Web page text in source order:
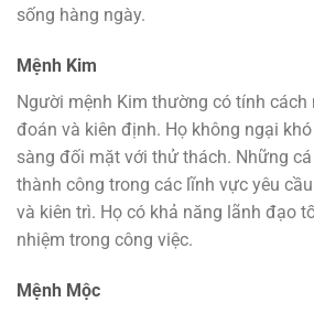
sống hàng ngày.
Mệnh Kim
Người mệnh Kim thường có tính cách
đoán và kiên định. Họ không ngại
sàng đối mặt với thử thách. Những
thành công trong các lĩnh vực yêu
và kiên trì. Họ có khả năng lãnh đạo
nhiệm trong công việc.
Mệnh Mộc